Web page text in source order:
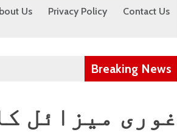
Contact Us
Privacy Policy
Us
Breaking News
غوری میزائل